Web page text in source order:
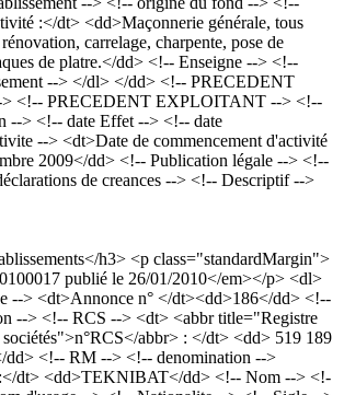
:</dt> <dd>Maçonnerie générale, tous
carrelage, charpente, pose de
de platre.</dd> <!-- Enseigne --> <!--
--> </dl> </dd> <!-- PRECEDENT
<!-- PRECEDENT EXPLOITANT --> <!--
--> <!-- date Effet --> <!-- date
--> <dt>Date de commencement d'activité
2009</dd> <!-- Publication légale --> <!--
de creances --> <!-- Descriptif -->
h3> <p class="standardMargin">
publié le 26/01/2010</em></p> <dl>
--> <dt>Annonce n° </dt><dd>186</dd> <!--
--> <!-- RCS --> <dt> <abbr title="Registre
sociétés">n°RCS</abbr> : </dt> <dd> 519 189
dd> <!-- RM --> <!-- denomination -->
dt> <dd>TEKNIBAT</dd> <!-- Nom --> <!-